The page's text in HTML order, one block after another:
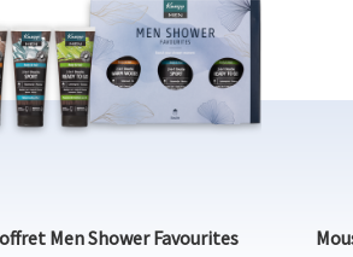
Men Shower Favourites